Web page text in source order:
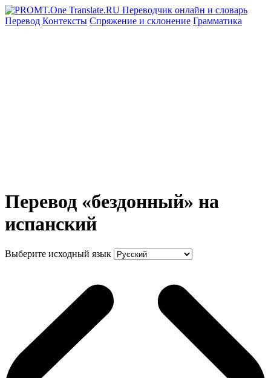
Перевод Контексты Спряжение и склонение Грамматика
Перевод «бездонный» на
испанский
Выберите исходный язык